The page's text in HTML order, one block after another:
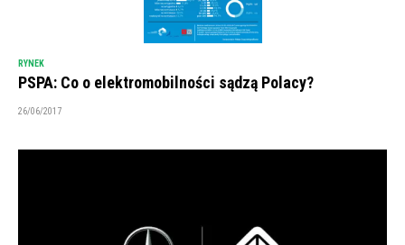
RYNEK
PSPA: Co o elektromobilności sądzą Polacy?
26/06/2017